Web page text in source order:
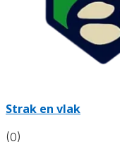
Strak en vlak
(0)